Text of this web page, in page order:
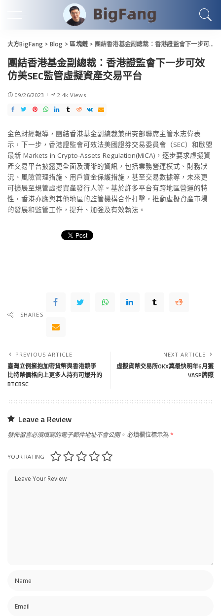
大方BigFang > Blog >區塊鏈 > 團結香港基金副總裁：香港證監會下一步可效仿美SEC監管虛擬資產交易平台
團結香港基金副總裁：香港證監會下一步可效
仿美SEC監管虛擬資產交易平台
09/26/2023 2.4k Views
金色財經報導，團結香港基金副總裁兼研究部聯席主管水志偉表
示，下一步，香港證監會可效法美國證券交易委員會（SEC）和歐盟
最新 Markets in Crypto-Assets Regulation(MiCA)，逐步要求虛擬資
產交易平台披露更全面及清晰的資訊，包括業務營運模式、財務狀
況、風險管理措施、用戶資金保護措施，甚至交易數據等，未來更
可擴展至規管虛擬資產發行人等。基於許多平台有跨地區營運的特
性，香港亦應與其他地區的監管機構合作打擊，推動虛擬資產市場
的發展和監管工作，提升、加強及有效執法。
SHARES
PREVIOUS ARTICLE
臺灣立例擁抱加密貨幣與香港競爭
比特幣價格向上更多人持有可爆升的
BTCBSC
NEXT ARTICLE
虛擬貨幣交易所OKX冀最快明年6月獲
VASP牌照
Leave a Review
發佈留言必須填寫的電子郵件地址不會公開。 必填欄位標示為*
YOUR RATING